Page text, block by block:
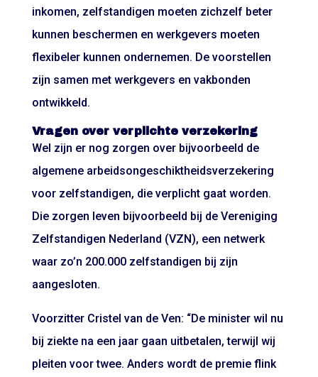
inkomen, zelfstandigen moeten zichzelf beter
kunnen beschermen en werkgevers moeten
flexibeler kunnen ondernemen. De voorstellen
zijn samen met werkgevers en vakbonden
ontwikkeld.
Vragen over verplichte verzekering
Wel zijn er nog zorgen over bijvoorbeeld de
algemene arbeidsongeschiktheidsverzekering
voor zelfstandigen, die verplicht gaat worden.
Die zorgen leven bijvoorbeeld bij de Vereniging
Zelfstandigen Nederland (VZN), een netwerk
waar zo’n 200.000 zelfstandigen bij zijn
aangesloten.
Voorzitter Cristel van de Ven: “De minister wil nu
bij ziekte na een jaar gaan uitbetalen, terwijl wij
pleiten voor twee. Anders wordt de premie flink